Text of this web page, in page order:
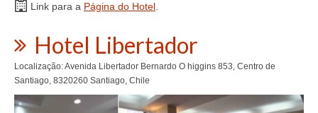
Link para a Página do Hotel
Hotel Libertador
Localização: Avenida Libertador Bernardo O higgins 853, Centro de
Santiago, 8320260 Santiago, Chile